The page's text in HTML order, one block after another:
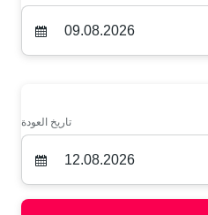
تاريخ العودة